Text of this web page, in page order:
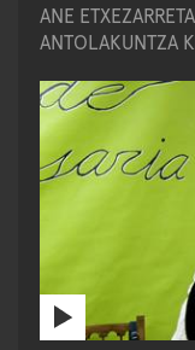
ANE
ANTOLAKUNTZA